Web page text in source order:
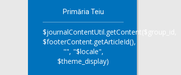
Primăria Teiu
$journalContentUtil.getContent($group_id,
$footerContent.getArticleId(),
"", "$locale",
$theme_display)